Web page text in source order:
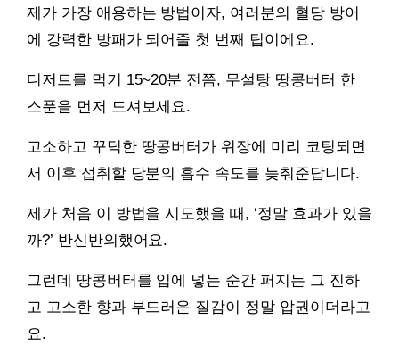
제가 가장 애용하는 방법이자, 여러분의 혈당 방어
에 강력한 방패가 되어줄 첫 번째 팁이에요.
디저트를 먹기 15~20분 전쯤, 무설탕 땅콩버터 한
스푼을 먼저 드셔보세요.
고소하고 꾸덕한 땅콩버터가 위장에 미리 코팅되면
서 이후 섭취할 당분의 흡수 속도를 늦춰준답니다.
제가 처음 이 방법을 시도했을 때, ‘정말 효과가 있을
까?’ 반신반의했어요.
그런데 땅콩버터를 입에 넣는 순간 퍼지는 그 진하
고 고소한 향과 부드러운 질감이 정말 압권이더라고
요.